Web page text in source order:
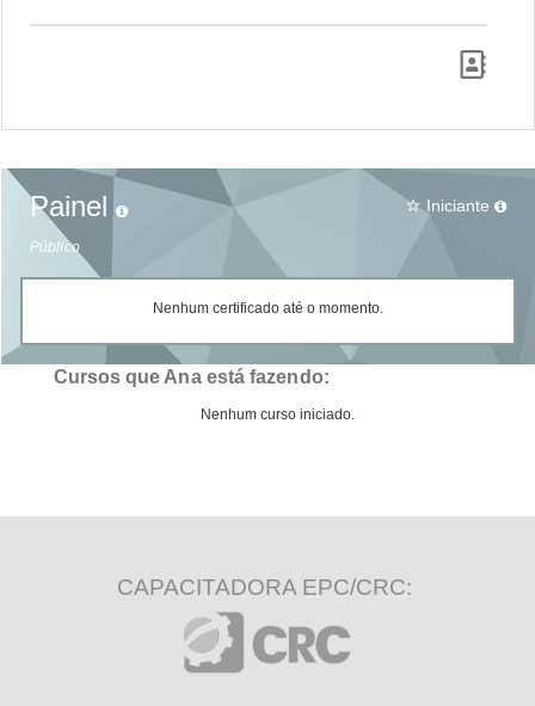
Painel
Público
star_border Iniciante
Nenhum certificado até o momento.
Cursos que Ana está fazendo:
Nenhum curso iniciado.
CAPACITADORA EPC/CRC: